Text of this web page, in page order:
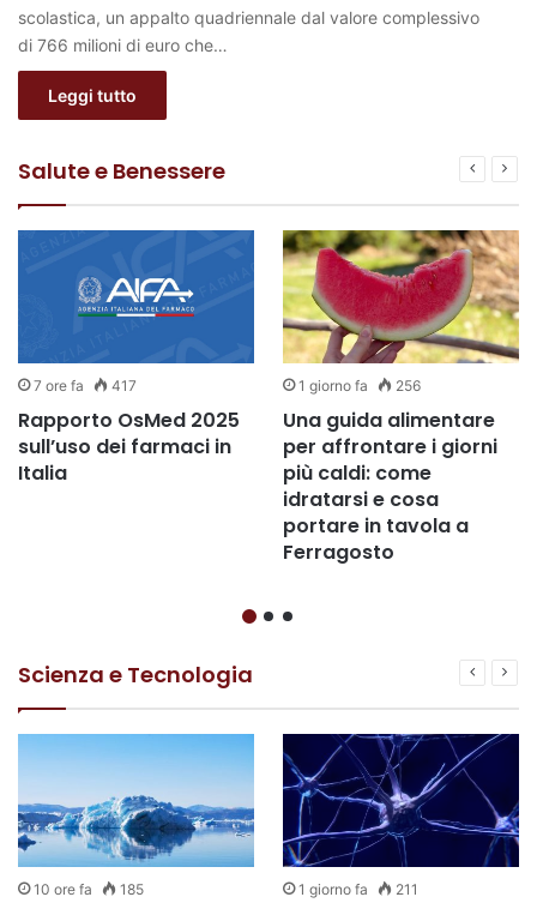
scolastica, un appalto quadriennale dal valore complessivo
di 766 milioni di euro che…
Leggi tutto
Salute e Benessere
7 ore fa 417
Rapporto OsMed 2025
sull’uso dei farmaci in
Italia
1 giorno fa 256
Una guida alimentare
per affrontare i giorni
più caldi: come
idratarsi e cosa
portare in tavola a
Ferragosto
Scienza e Tecnologia
10 ore fa 185 1 giorno fa 211